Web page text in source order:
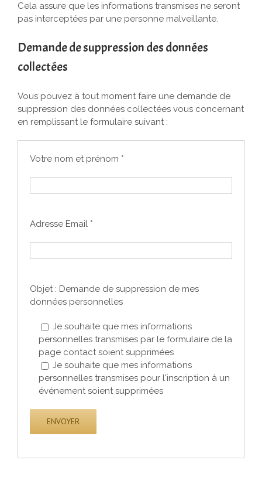
Cela assure que les informations transmises ne seront
pas interceptées par une personne malveillante.
Demande de suppression des données
collectées
Vous pouvez à tout moment faire une demande de
suppression des données collectées vous concernant
en remplissant le formulaire suivant :
Votre nom et prénom *
Adresse Email *
Objet : Demande de suppression de mes
données personnelles
Je souhaite que mes informations
personnelles transmises par le formulaire de la
page contact soient supprimées
Je souhaite que mes informations
personnelles transmises pour l'inscription à un
événement soient supprimées